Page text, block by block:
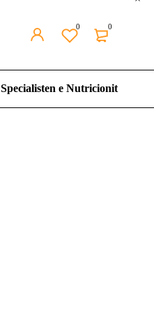
0
0
Specialisten e Nutricionit